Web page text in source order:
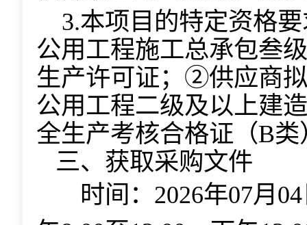
3.本项目的特定资格
公用工程施工总承包叁
生产许可证；②供应商
公用工程二级及以上建
全生产考核合格证（B类
三、获取采购文件
时间： 2026年07月 04